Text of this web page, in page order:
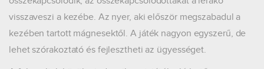
visszaveszi a kezébe. Az nyer, aki először megszabadul a
kezében tartott mágnesektől. A játék nagyon egyszerű, de
lehet szórakoztató és fejlesztheti az ügyességet.